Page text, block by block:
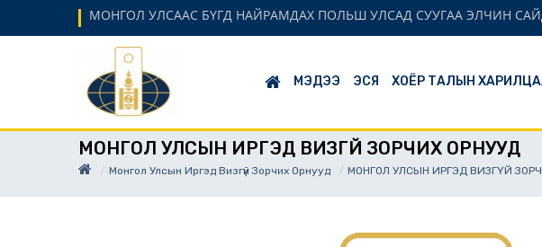
МОНГОЛ УЛСААС БҮГД НАЙРАМДАХ ПОЛЬШ УЛСАД СУУГАА ЭЛЧИН
МЭДЭЭ ЭСЯ ХОЁР ТАЛЫН
МОНГОЛ УЛСЫН ИРГЭД ВИЗГҮЙ ЗОРЧИХ ОРНУУД
Монгол Улсын Иргэд Визгүй Зорчих Орнууд МОНГОЛ УЛСЫН ИРГЭД ВИЗГҮЙ